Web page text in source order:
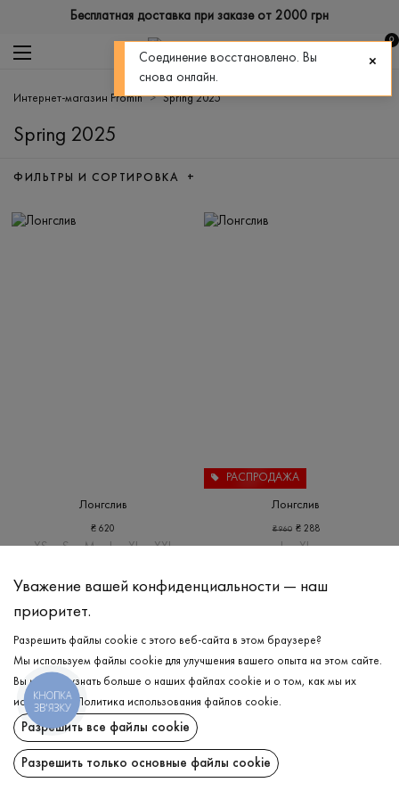
Бесплатная доставка при заказе от 2000 грн
0
Интернет-магазин Promin Spring 2025
Spring 2025
ФИЛЬТРЫ И СОРТИРОВКА +
Лонгслив
₴620
XS S M L XL XXL
РАСПРОДАЖА
Лонгслив
₴960 ₴ 288
L XL
Уважение вашей конфиденциальности — наш
приоритет.
Разрешить файлы cookie с этого веб-сайта в этом браузере?
Мы используем файлы cookie для улучшения вашего опыта на этом сайте.
Вы можете узнать больше о наших файлах cookie и о том, как мы их
используем.
Политика использования файлов cookie.
Разрешить все файлы cookie
Разрешить только основные файлы cookie
КНОПКА
ЗВ'ЯЗКУ
Соединение восстановлено. Вы
снова онлайн.